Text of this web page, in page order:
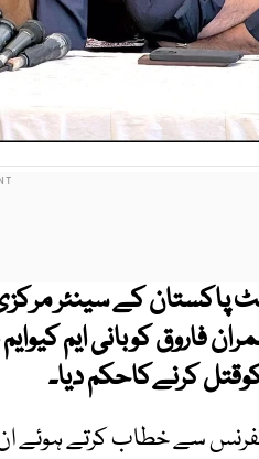
پاکستان کے سینئر
فاروق کوبانی ایم
کرنےکاحکم دیا۔
سے خطاب کرتے ہوئے ان کا